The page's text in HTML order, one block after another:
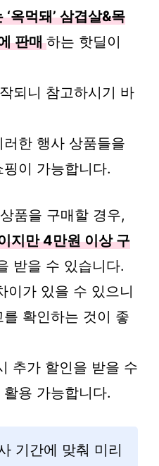
옥먹돼’ 삼겹살&목
판매 하는 핫딜이
되니 참고하시기 바
한 행사 상품들을
이 가능합니다.
품을 구매할 경우,
지만 4만원 이상 구
받을 수 있습니다.
이가 있을 수 있으니
확인하는 것이 좋
추가 할인을 받을 수
용 가능합니다.
기간에 맞춰 미리